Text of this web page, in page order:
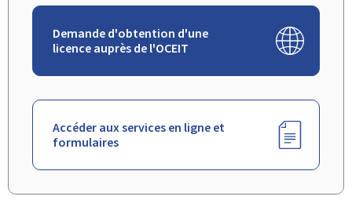
Demande d'obtention d'une
licence auprès de l'OCEIT
Accéder aux services en ligne et
formulaires